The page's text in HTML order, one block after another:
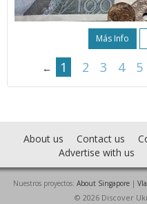
Más Info
← 1 2 3 4 5
About us Contact us
Advertise with us
Nuestros proyectos: About Singapore|
© 2026 Discover